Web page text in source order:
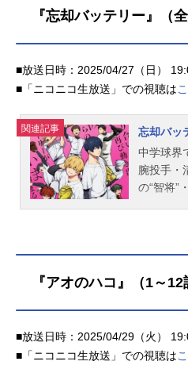
長して
は栄光
作品名メ
2025年3
にて話数
り：春瀬
狼嵜光：
馬鴗鳥理
坂泰斗三
緒：戸田
スタッフ
本靖貴シ
ィギュア
ィギュア
『忘却バッテリー』（全
■放送日時：2025/04/27（日）
■「ニコニコ生放送」での視聴は
関連記事
忘却バッ
中学球界
腕投手・
の“智将”
さらに圭
知識も失
らに敗れ
た天才た
す彼らの
始まる―
『アオのハコ』（1～12
■放送日時：2025/04/29（火）
■「ニコニコ生放送」での視聴は